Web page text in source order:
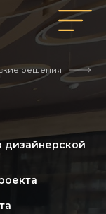
решения
дизайнерской